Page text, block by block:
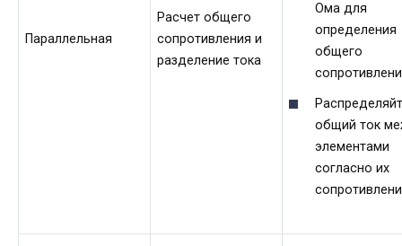
Параллельная
Расчет общего
сопротивления и
разделение тока
Ома для
определения
общего
общий ток
элементами
согласно их